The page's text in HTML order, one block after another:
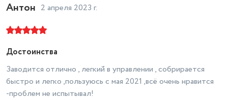
Антон 2 апреля 2023 г.
Достоинства
Заводится отлично , легкий в управлении , собрирается
быстро и легко ,пользуюсь с мая 2021 ,всё очень нравится
-проблем не испытывал!